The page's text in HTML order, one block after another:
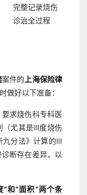
完整记录烧伤
诊治全过程
案件的上海保险律
做好以下准备：
要求烧伤科专科医
（尤其是Ⅲ度烧伤
九分法》计算的Ⅲ
断存在差异，以
和“面积”两个条